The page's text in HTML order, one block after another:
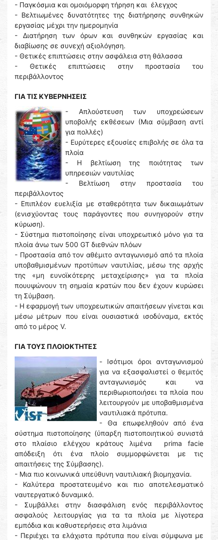
- Παγκόσμια και ομοιόμορφη τήρηση και έλεγχος
- Βελτιωμένες δυνατότητες της διατήρησης συνθηκών
εργασίας μέχρι την ημερομηνία
- Διατήρηση των όρων και συνθηκών εργασίας και
διαβίωσης σε συνεχή αξιολόγηση.
- Θετικές επιπτώσεις στην ασφάλεια στη θάλασσα
- Θετικές επιπτώσεις στην προστασία του
περιβάλλοντος
ΓΙΑ ΤΙΣ ΚΥΒΕΡΝΗΣΕΙΣ
- Απλούστευση των υποχρεώσεων
υποβολής εκθέσεων (Μια σύμβαση αντί
για πολλές)
- Ευρύτερες εξουσίες επιβολής σε όλα τα
πλοία
- Η βελτίωση της ποιότητας των
υπηρεσιών ναυτιλίας
- Βελτίωση στην προστασία του
περιβάλλοντος
- Επιπλέον ευελιξία με σταθερότητα των δικαιωμάτων
(ενισχύοντας τους παράγοντες που συνηγορούν στην
κύρωση).
- Σύστημα πιστοποίησης είναι υποχρεωτικό μόνο για τα
πλοία άνω των 500 GT διεθνών πλόων
- Προστασία από τον αθέμιτο ανταγωνισμό από τα πλοία
υποβαθμισμένων προτύπων ναυτιλίας, μέσω της αρχής
της «μη ευνοϊκότερης μεταχείρισης» για τα πλοία
πουυψώνουν τη σημαία κρατών που δεν έχουν κυρώσει
τη Σύμβαση.
- Η εφαρμογή των υποχρεωτικών απαιτήσεων γίνεται και
μέσω μέτρων που είναι ουσιαστικά ισοδύναμα, εκτός
από το μέρος V.
ΓΙΑ ΤΟΥΣ ΠΛΟΙΟΚΤΗΤΕΣ
- Ισότιμοι όροι ανταγωνισμού
για να εξασφαλιστεί ο θεμιτός
ανταγωνισμός και να
περιθωριοποιήσει τα πλοία που
λειτουργούν με υποβαθμισμένα
ναυτιλιακά πρότυπα.
- Θα επωφεληθούν από ένα
σύστημα πιστοποίησης (ύπαρξη πιστοποιητικού συνιστά
στο πλαίσιο ελέγχου κράτους λιμένα prima facie
απόδειξη ότι ένα πλοίο συμμορφώνεται με τις
απαιτήσεις της Σύμβασης).
- Μια πιο κοινωνικά υπεύθυνη ναυτιλιακή βιομηχανία.
- Καλύτερα προστατευμένο και πιο αποτελεσματικό
ναυτεργατικό δυναμικό.
- Συμβάλλει στην διασφάλιση ενός περιβάλλοντος
ασφαλούς λειτουργίας για τα τα πλοία με λίγοτερα
εμπόδια και καθυστερήσεις στα λιμάνια
- Περιέχει τα ελάχιστα πρότυπα που είναι σύμφωνα με